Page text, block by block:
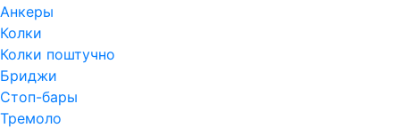
Анкеры
Колки
Колки поштучно
Бриджи
Стоп-бары
Тремоло